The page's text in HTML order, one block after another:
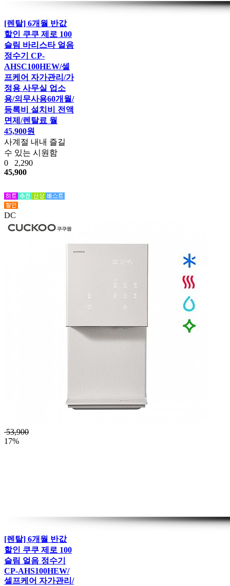
[렌탈] 6개월 반값
할인 쿠쿠 제로 100
슬림 바리스타 얼음
정수기 CP-
AHSC100HEW/셀
프케어 자가관리/가
정용 사무실 업소
용/의무사용60개월/
등록비 설치비 전액
면제/렌탈료 월
45,900원
사계절 내내 즐길
수 있는 시원함
0 2,290
45,900
DC
53,900
17%
[렌탈] 6개월 반값
할인 쿠쿠 제로 100
슬림 얼음 정수기
CP-AHS100HEW/
셀프케어 자가관리/